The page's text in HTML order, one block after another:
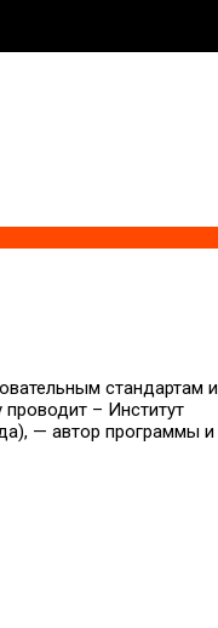
стандартам и
– Институт
— автор программы и